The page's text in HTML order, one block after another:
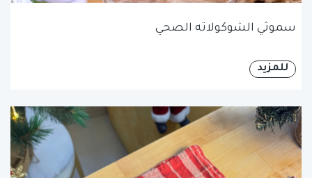
سموثي الشوكولاته الصحي
للمزيد